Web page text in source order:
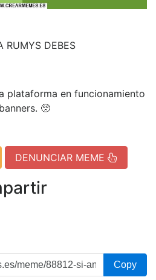
RUMYS DEBES
plataforma en funcionamiento
🥺
DENUNCIAR MEME
Copy